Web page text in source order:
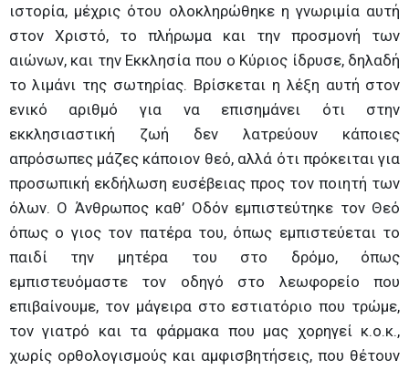
ιστορία, μέχρις ότου ολοκληρώθηκε η γνωριμία αυτή
στον Χριστό, το πλήρωμα και την προσμονή των
αιώνων, και την Εκκλησία που ο Κύριος ίδρυσε, δηλαδή
το λιμάνι της σωτηρίας. Βρίσκεται η λέξη αυτή στον
ενικό αριθμό για να επισημάνει ότι στην
εκκλησιαστική ζωή δεν λατρεύουν κάποιες
απρόσωπες μάζες κάποιον θεό, αλλά ότι πρόκειται για
προσωπική εκδήλωση ευσέβειας προς τον ποιητή των
όλων. Ο Άνθρωπος καθ’ Οδόν εμπιστεύτηκε τον Θεό
όπως ο γιος τον πατέρα του, όπως εμπιστεύεται το
παιδί την μητέρα του στο δρόμο, όπως
εμπιστευόμαστε τον οδηγό στο λεωφορείο που
επιβαίνουμε, τον μάγειρα στο εστιατόριο που τρώμε,
τον γιατρό και τα φάρμακα που μας χορηγεί κ.ο.κ.,
χωρίς ορθολογισμούς και αμφισβητήσεις, που θέτουν